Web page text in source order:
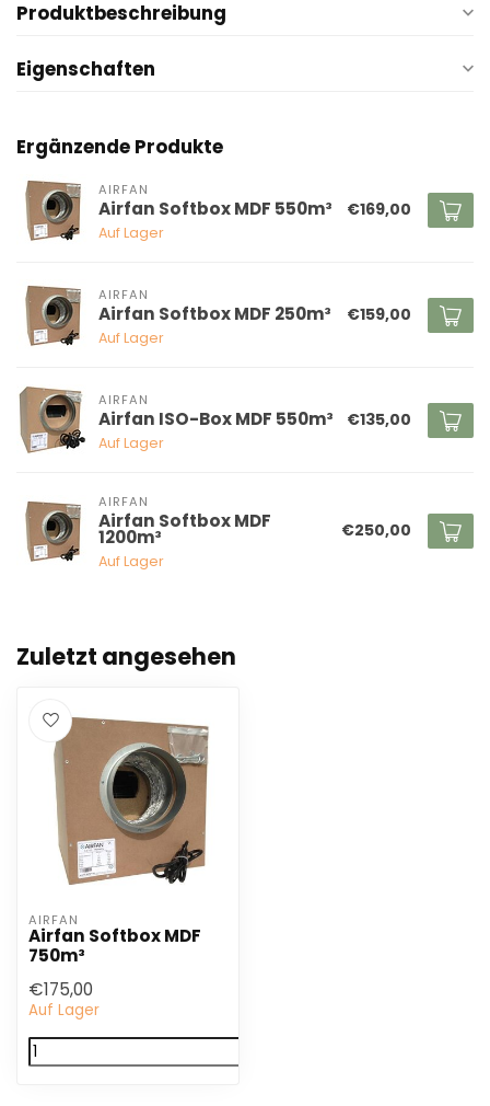
Produktbeschreibung
Eigenschaften
Ergänzende Produkte
AIRFAN
Airfan Softbox MDF 550m³
Auf Lager
€169,00
AIRFAN
Airfan Softbox MDF 250m³
Auf Lager
€159,00
AIRFAN
Airfan ISO-Box MDF 550m³
Auf Lager
€135,00
AIRFAN
Airfan Softbox MDF
1200m³
Auf Lager
€250,00
Zuletzt angesehen
AIRFAN
Airfan Softbox MDF
750m³
€175,00
Auf Lager